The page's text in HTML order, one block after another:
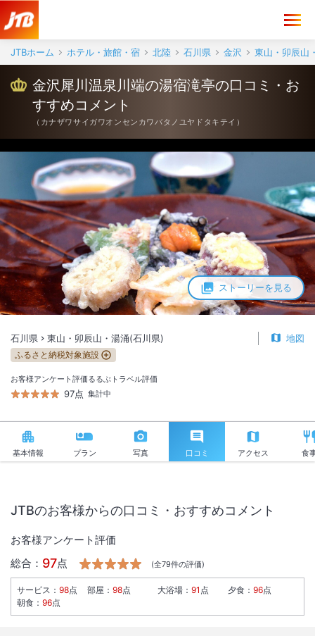
JTBホーム ホテル・旅館・宿 北陸 石川県 金沢 東山・卯辰山
ストーリーを見る
金沢犀川温泉川端の湯宿滝亭の口コミ・お
すすめコメント
（ カナザワサイガワオンセンカワバタノユヤドタキテイ ）
石川県 東山・卯辰山・湯涌(石川県) 地図
ふるさと納税対象施設
お客様アンケート評価
97点
るるぶトラベル評価
集計中
基本情報 プラン 写真 口コミ アクセス 食
JTBのお客様からの口コミ・おすすめコメント
お客様アンケート評価
総合： 97点 (全79件の評価)
サービス ： 98点 部屋 ： 98点 大浴場 ： 91 点 夕食 ： 96点
朝食 ： 96点